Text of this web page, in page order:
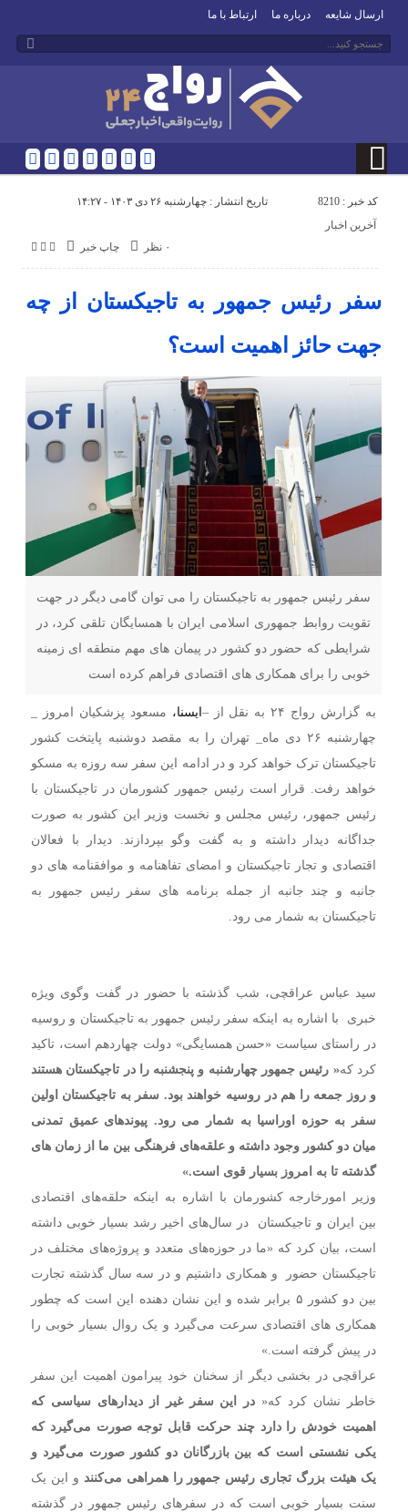
ارسال شایعه درباره ما ارتباط با ما
کد خبر : 8210 تاریخ انتشار : چهارشنبه ۲۶ دی ۱۴۰۳ - ۱۴:۲۷
چاپ خبر ۰ نظر
آخرین اخبار
سفر رئیس جمهور به تاجیکستان از چه
جهت حائز اهمیت است؟
سفر رئیس جمهور به تاجیکستان را می توان گامی دیگر در جهت
تقویت روابط جمهوری اسلامی ایران با همسایگان تلقی کرد، در
شرایطی که حضور دو کشور در پیمان های مهم منطقه ای زمینه
خوبی را برای همکاری های اقتصادی فراهم کرده است
به گزارش رواج ۲۴ به نقل از – ایسنا، مسعود پزشکیان امروز _
چهارشنبه ۲۶ دی ماه_ تهران را به مقصد دوشنبه پایتخت کشور
تاجیکستان ترک خواهد کرد و در ادامه این سفر سه روزه به مسکو
خواهد رفت. قرار است رئیس جمهور کشورمان در تاجیکستان با
رئیس جمهور، رئیس مجلس و نخست وزیر این کشور به صورت
جداگانه دیدار داشته و به گفت وگو بپردازند. دیدار با فعالان
اقتصادی و تجار تاجیکستان و امضای تفاهنامه و موافقنامه های دو
جانبه و چند جانبه از جمله برنامه های سفر رئیس جمهور به
تاجیکستان به شمار می رود.
سید عباس عراقچی، شب گذشته با حضور در گفت وگوی ویژه
خبری با اشاره به اینکه سفر رئیس جمهور به تاجیکستان و روسیه
در راستای سیاست «حسن همسایگی» دولت چهاردهم است، تاکید
کرد که« رئیس جمهور چهارشنبه و پنجشنبه را در تاجیکستان هستند
و روز جمعه را هم در روسیه خواهند بود. سفر به تاجیکستان اولین
سفر به حوزه اوراسیا به شمار می رود. پیوندهای عمیق تمدنی
میان دو کشور وجود داشته و علقه‌های فرهنگی بین ما از زمان های
گذشته تا به امروز بسیار قوی است.»
وزیر امورخارجه کشورمان با اشاره به اینکه حلقه‌های اقتصادی
بین ایران و تاجیکستان در سال‌های اخیر رشد بسیار خوبی داشته
است، بیان کرد که «ما در حوزه‌های متعدد و پروژه‌های مختلف در
تاجیکستان حضور و همکاری داشتیم و در سه سال گذشته تجارت
بین دو کشور ۵ برابر شده و این نشان دهنده این است که چطور
همکاری های اقتصادی سرعت می‌گیرد و یک روال بسیار خوبی را
در پیش گرفته است.»
عراقچی در بخشی دیگر از سخنان خود پیرامون اهمیت این سفر
خاطر نشان کرد که« در این سفر غیر از دیدارهای سیاسی که
اهمیت خودش را دارد چند حرکت قابل توجه صورت می‌گیرد که
یکی نشستی است که بین بازرگانان دو کشور صورت می‌گیرد و
یک هیئت بزرگ تجاری رئیس جمهور را همراهی می‌کنند و این یک
سنت بسیار خوبی است که در سفرهای رئیس جمهور در گذشته